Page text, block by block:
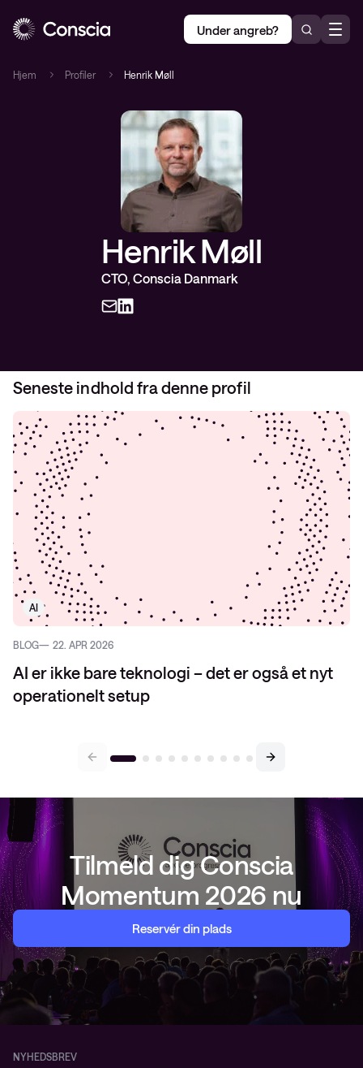
Under angreb?
Hjem Profiler Henrik Møll
Henrik Møll
CTO, Conscia Danmark
Seneste indhold fra denne profil
AI
BLOG 22. APR 2026
AI er ikke bare teknologi – det er også et nyt
operationelt setup
Tilmeld dig Conscia
Momentum 2026 nu
Reservér din plads
NYHEDSBREV